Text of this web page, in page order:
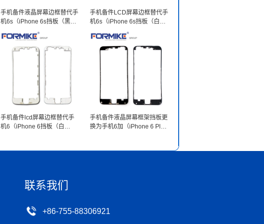
手机备件液晶屏幕边框替代手
机6s（iPhone 6s挡板（黑
手机备件LCD屏幕边框替代手
机6s（iPhone 6s挡板（白
手机备件lcd屏幕边框替代手
机6（iPhone 6挡板（白
手机备件液晶屏幕框架挡板更
换为手机6加（iPhone 6 Plus
联系我们
+86-755-88306921